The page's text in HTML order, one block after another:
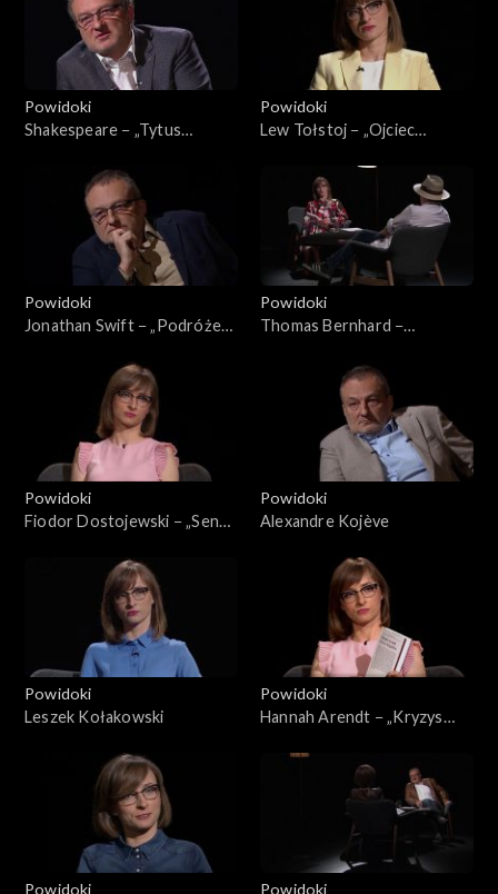
Powidoki
Shakespeare − „Tytus
Powidoki
Lew Tołstoj − „Ojciec
Powidoki
Jonathan Swift − „Podróże
Powidoki
Thomas Bernhard −
Powidoki
Fiodor Dostojewski − „Sen
Powidoki
Alexandre Kojève
Powidoki
Leszek Kołakowski
Powidoki
Hannah Arendt − „Kryzys
Powidoki
Powidoki